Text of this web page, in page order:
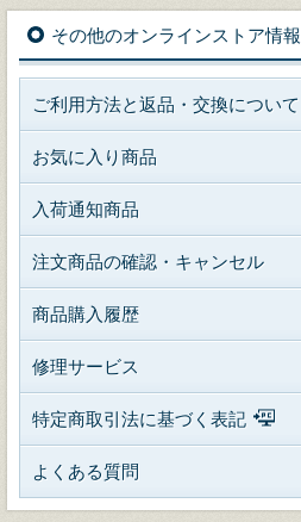
その他のオンラインストア情報
ご利用方法と返品・交換について
お気に入り商品
入荷通知商品
注文商品の確認・キャンセル
商品購入履歴
修理サービス
特定商取引法に基づく表記
よくある質問